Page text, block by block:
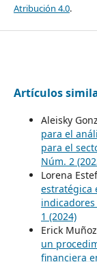
Atribución 4.0.
Artículos
Aleisky
para el
para el
Núm. 2
Lorena
estratégica
1 (2024)
Erick
un
financiera